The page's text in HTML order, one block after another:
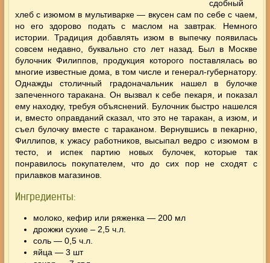
сдобный
хлеб с изюмом в мультиварке— вкусен сам по себе с чаем,
но его здорово подать с маслом на завтрак. Немного
истории. Традиция добавлять изюм в выпечку появилась
совсем недавно, буквально сто лет назад. Был в Москве
булочник Филиппов, продукция которого поставлялась во
многие известные дома, в том числе и генерал-губернатору.
Однажды столичный градоначальник нашел в булочке
запеченного таракана. Он вызвал к себе пекаря, и показал
ему находку, требуя объяснений. Булочник быстро нашелся
и, вместо оправданий сказал, что это не таракан, а изюм, и
съел булочку вместе с тараканом. Вернувшись в пекарню,
Филлипов, к ужасу работников, высыпал ведро с изюмом в
тесто, и испек партию новых булочек, которые так
понравилось покупателем, что до сих пор не сходят с
прилавков магазинов.
Ингредиенты:
молоко, кефир или ряженка — 200 мл
дрожжи сухие – 2,5 ч.л.
соль — 0,5 ч.л.
яйца — 3 шт